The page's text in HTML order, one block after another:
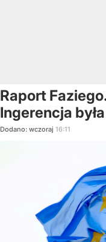
Raport
Ingerencja
Dodano: wczoraj 16:11